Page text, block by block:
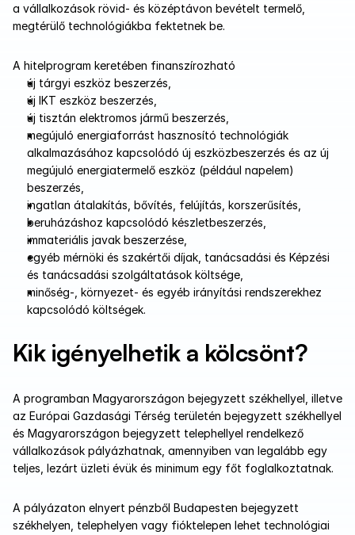
a vállalkozások rövid- és középtávon bevételt termelő,
megtérülő technológiákba fektetnek be.
A hitelprogram keretében finanszírozható
új tárgyi eszköz beszerzés,
új IKT eszköz beszerzés,
új tisztán elektromos jármű beszerzés,
megújuló energiaforrást hasznosító technológiák
alkalmazásához kapcsolódó új eszközbeszerzés és az új
megújuló energiatermelő eszköz (például napelem)
beszerzés,
ingatlan átalakítás, bővítés, felújítás, korszerűsítés,
beruházáshoz kapcsolódó készletbeszerzés,
immateriális javak beszerzése,
egyéb mérnöki és szakértői díjak, tanácsadási és Képzési
és tanácsadási szolgáltatások költsége,
minőség-, környezet- és egyéb irányítási rendszerekhez
kapcsolódó költségek.
Kik igényelhetik a kölcsönt?
A programban Magyarországon bejegyzett székhellyel, illetve
az Európai Gazdasági Térség területén bejegyzett székhellyel
és Magyarországon bejegyzett telephellyel rendelkező
vállalkozások pályázhatnak, amennyiben van legalább egy
teljes, lezárt üzleti évük és minimum egy főt foglalkoztatnak.
A pályázaton elnyert pénzből Budapesten bejegyzett
székhelyen, telephelyen vagy fióktelepen lehet technológiai